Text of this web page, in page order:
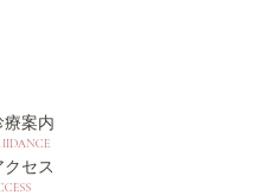
療案内
クセス